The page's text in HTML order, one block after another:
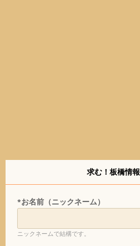
求む！板橋情報
*お名前（ニックネーム）
ニックネームで結構です。